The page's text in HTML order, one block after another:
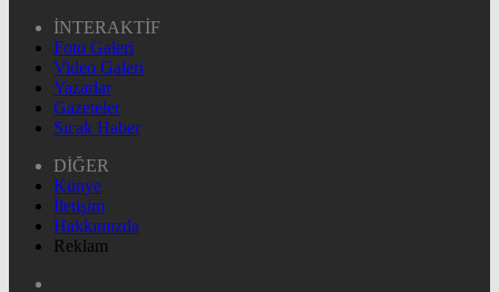
İNTERAKTİF
Foto Galeri
Video Galeri
Yazarlar
Gazeteler
Sıcak Haber
DİĞER
Künye
İletişim
Hakkımızda
Reklam